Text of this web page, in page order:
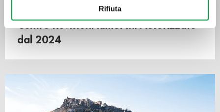
geografica, con un'approssimazione di qualche
metro,
attivamente alla ricerca di caratteristiche specifiche
(impronte digitali).
Approfondisci come vengono elaborati i tuoi dati personali
e imposta le tue preferenze nella
Rifiuta
Centro Revisioni Rimorchi Autorizzato
dal 2024